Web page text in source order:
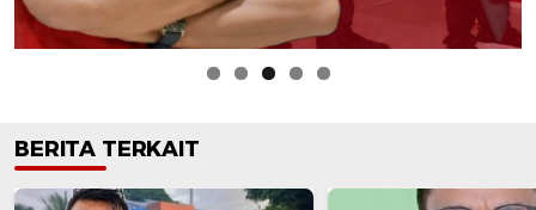
BERITA TERKAIT